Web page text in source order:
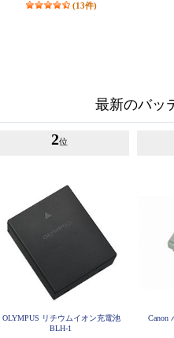
(13件)
最新のバッ
2位
OLYMPUS リチウムイオン充電池
BLH-1
Canon